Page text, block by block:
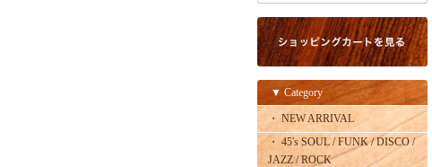
▼ Category
・ NEW ARRIVAL
・ 45's SOUL / FUNK / DISCO /
JAZZ / ROCK